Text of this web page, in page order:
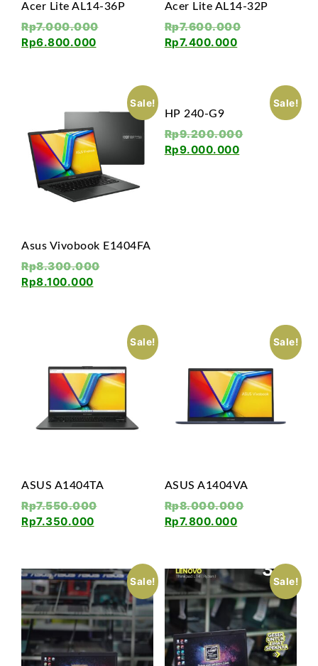
Acer Lite AL14-36P
Rp7.000.000
Rp6.800.000
Acer Lite AL14-32P
Rp7.600.000
Rp7.400.000
Sale!
Asus Vivobook E1404FA
Rp8.300.000
Rp8.100.000
Sale!
HP 240-G9
Rp9.200.000
Rp9.000.000
Sale!
ASUS A1404TA
Rp7.550.000
Rp7.350.000
Sale!
ASUS A1404VA
Rp8.000.000
Rp7.800.000
Sale! Sale!